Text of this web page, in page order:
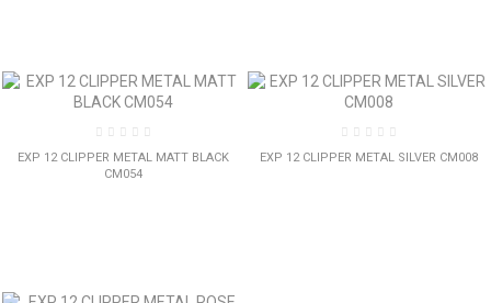
EXP 12 CLIPPER METAL MATT BLACK
CM054
EXP 12 CLIPPER METAL SILVER CM008